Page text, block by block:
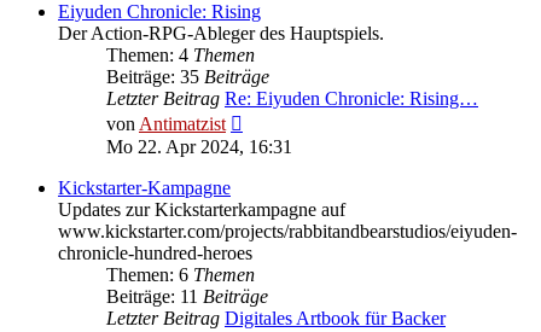
Eiyuden Chronicle: Rising
Der Action-RPG-Ableger des Hauptspiels.
Themen: 4 Themen
Beiträge: 35 Beiträge
Letzter Beitrag Re: Eiyuden Chronicle: Rising…
vonAntimatzist
Beitrag
Mo 22. Apr 2024, 16:31
Kickstarter-Kampagne
Updates zur Kickstarterkampagne auf
www.kickstarter.com/projects/rabbitandbearstudios/eiyuden-
chronicle-hundred-heroes
Themen: 6 Themen
Beiträge: 11 Beiträge
Letzter Beitrag Digitales Artbook für Backer